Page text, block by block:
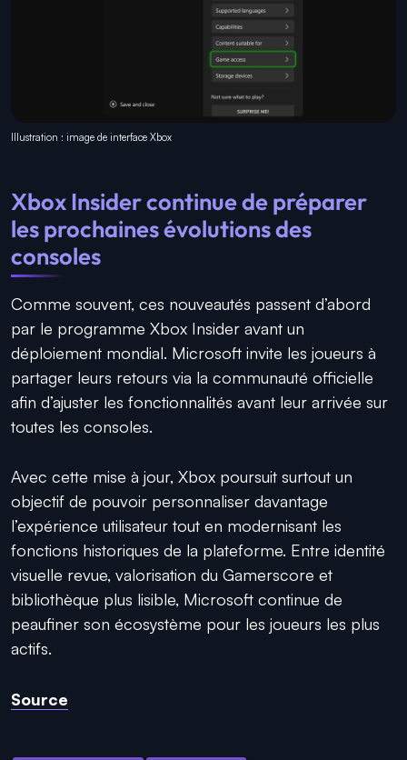
Illustration : image de interface Xbox
Xbox Insider continue de préparer
les prochaines évolutions des
consoles
Comme souvent, ces nouveautés passent d’abord
par le programme Xbox Insider avant un
déploiement mondial. Microsoft invite les joueurs à
partager leurs retours via la communauté officielle
afin d’ajuster les fonctionnalités avant leur arrivée sur
toutes les consoles.
Avec cette mise à jour, Xbox poursuit surtout un
objectif de pouvoir personnaliser davantage
l’expérience utilisateur tout en modernisant les
fonctions historiques de la plateforme. Entre identité
visuelle revue, valorisation du Gamerscore et
bibliothèque plus lisible, Microsoft continue de
peaufiner son écosystème pour les joueurs les plus
actifs.
Source